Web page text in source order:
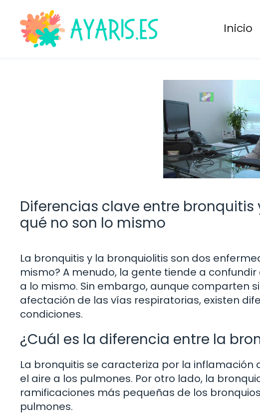
contenido
Inicio
Diferencias clave entre
qué no son lo mismo
La bronquitis y la bronquiolitis son dos
mismo? A menudo, la gente tiende a
a lo mismo. Sin embargo, aunque comparten
afectación de las vías respiratorias, existen
condiciones.
¿Cuál es la diferencia entre la
La bronquitis se caracteriza por la inflamación
el aire a los pulmones. Por otro lado, la
ramificaciones más pequeñas de los
pulmones.